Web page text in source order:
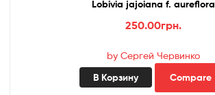
Lobivia jajoiana f. aureflora
250.00грн.
by Сергей Червинко
В Корзину Compare